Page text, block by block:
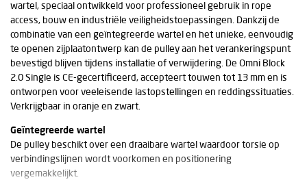
wartel, speciaal ontwikkeld voor professioneel gebruik in rope
access, bouw en industriële veiligheidstoepassingen. Dankzij de
combinatie van een geïntegreerde wartel en het unieke, eenvoudig
te openen zijplaatontwerp kan de pulley aan het verankeringspunt
bevestigd blijven tijdens installatie of verwijdering. De Omni Block
2.0 Single is CE-gecertificeerd, accepteert touwen tot 13 mm en is
ontworpen voor veeleisende lastopstellingen en reddingssituaties.
Verkrijgbaar in oranje en zwart.
Geïntegreerde wartel
De pulley beschikt over een draaibare wartel waardoor torsie op
verbindingslijnen wordt voorkomen en positionering
vergemakkelijkt.